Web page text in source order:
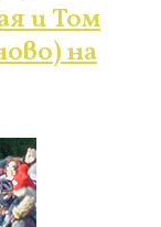
и Том
на